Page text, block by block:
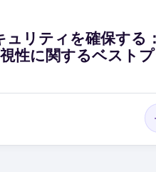
ュリティを確保する：
性に関するベスト